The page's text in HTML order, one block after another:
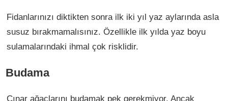
Fidanlarınızı diktikten sonra ilk iki yıl yaz aylarında asla
susuz bırakmamalısınız. Özellikle ilk yılda yaz boyu
sulamalarındaki ihmal çok risklidir.
Budama
Çınar ağaçlarını budamak pek gerekmiyor. Ancak